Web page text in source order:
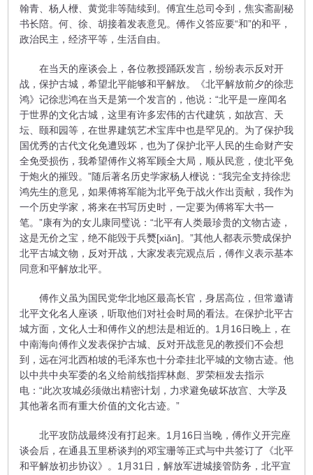
翰青、杨人楩、黄觉非等陆续到。傅宜生总司令到，焦实斋副秘
书长陪。何、徐、胡接着发表意见。傅作义答应要“和”的和平，
政治民主，经济平等，生活自由。
在当天的座谈会上，各位教授踊跃发言，纷纷表示反对开
战，保护古城，希望北平能够和平解放。《北平解放前夕的徐悲
鸿》记徐悲鸿在当天是第一个发言的，他说：“北平是一座闻名
于世界的文化古城，这里有许多宏伟的古代建筑，如故宫、天
坛、颐和园等，在世界建筑艺术宝库中也是罕见的。为了保护我
国优秀的古代文化免遭毁坏，也为了保护北平人民的生命财产安
全免受损伤，我希望傅作义将军顾全大局，顺从民意，使北平免
于炮火的摧毁。”随后著名历史学家杨人楩说：“我完全支持徐悲
鸿先生的意见，如果傅将军能为北平免于战火作出贡献，我作为
一个历史学家，将来在书写历史时，一定要为傅将军大书一
笔。”康有为的女儿康同璧说：“北平有人类最珍贵的文物古迹，
这是无价之宝，绝不能毁于兵燹[xiǎn]。”其他人都表示赞成保护
北平古城文物，反对开战，大家发表完观点后，傅作义表示基本
同意和平解放北平。
傅作义虽为国民党华北地区最高长官，身居高位，但常邀请
北平文化名人座谈，听取他们对社会时局的看法。在保护北平古
城方面，文化人士和傅作义的想法是相近的。1月16日晚上，在
中南海向傅作义发表保护古城、反对开战意见的教授们不会想
到，远在河北西柏坡的毛泽东也十分牵挂北平城的文物古迹。他
以中共中央军委的名义给前线指挥林彪、罗荣桓发去指示
电：“此次攻城必须做出精密计划，力求避免破坏故宫、大学及
其他著名而有重大价值的文化古迹。”
北平攻防战最终没有打起来。1月16日当晚，傅作义开完座
谈会后，在通县五里桥谈判的邓宝珊等正式与中共签订了《北平
和平解放初步协议》。1月31日，解放军进城接管防务，北平宣